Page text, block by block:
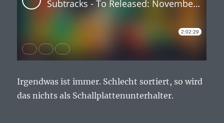
Irgendwas ist immer. Schlecht sortiert, so wird
das nichts als Schallplattenunterhalter.